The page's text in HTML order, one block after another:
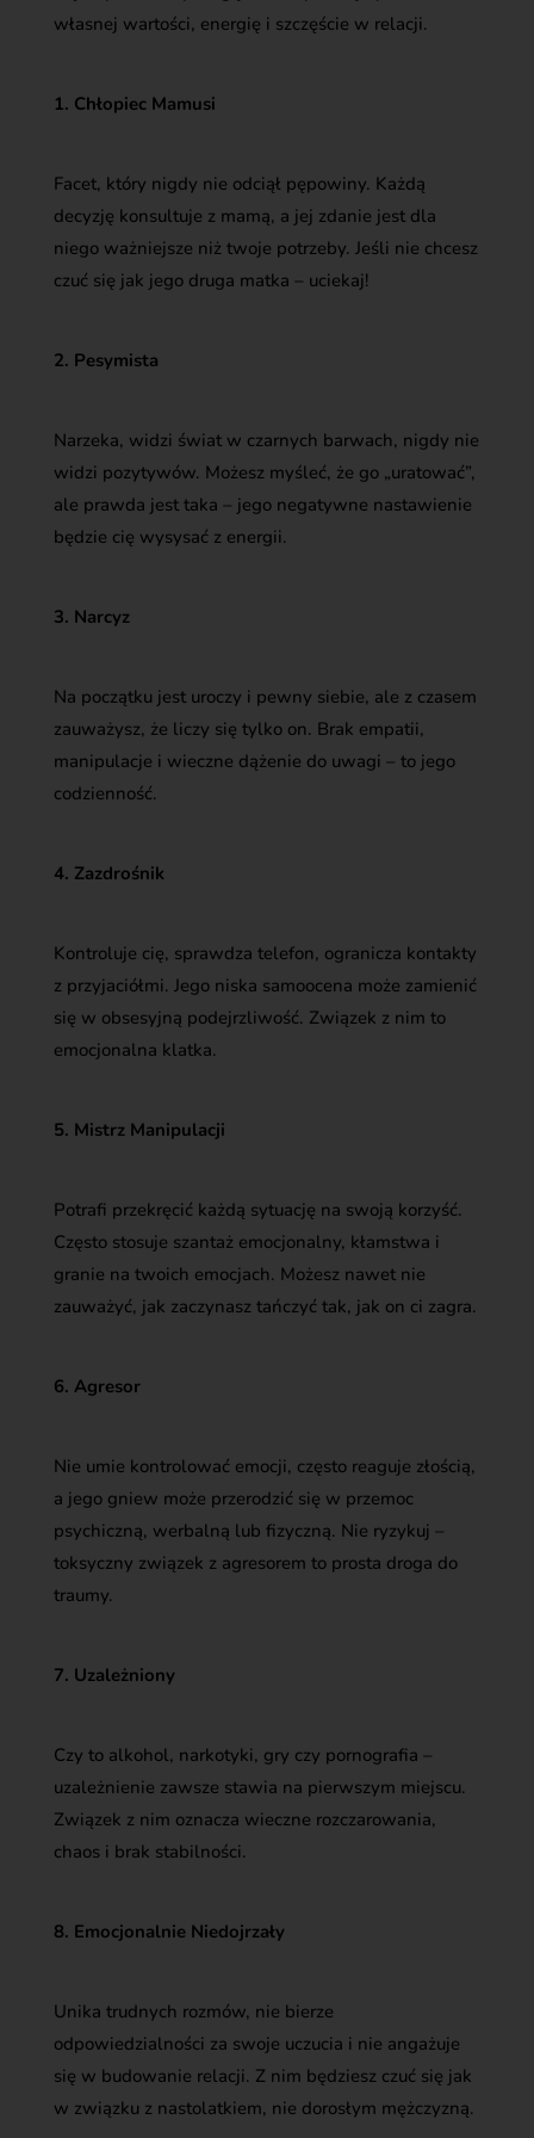
własnej wartości, energię i szczęście w relacji.
1. Chłopiec Mamusi
Facet, który nigdy nie odciął pępowiny. Każdą
decyzję konsultuje z mamą, a jej zdanie jest dla
niego ważniejsze niż twoje potrzeby. Jeśli nie chcesz
czuć się jak jego druga matka – uciekaj!
2. Pesymista
Narzeka, widzi świat w czarnych barwach, nigdy nie
widzi pozytywów. Możesz myśleć, że go „uratować”,
ale prawda jest taka – jego negatywne nastawienie
będzie cię wysysać z energii.
3. Narcyz
Na początku jest uroczy i pewny siebie, ale z czasem
zauważysz, że liczy się tylko on. Brak empatii,
manipulacje i wieczne dążenie do uwagi – to jego
codzienność.
4. Zazdrośnik
Kontroluje cię, sprawdza telefon, ogranicza kontakty
z przyjaciółmi. Jego niska samoocena może zamienić
się w obsesyjną podejrzliwość. Związek z nim to
emocjonalna klatka.
5. Mistrz Manipulacji
Potrafi przekręcić każdą sytuację na swoją korzyść.
Często stosuje szantaż emocjonalny, kłamstwa i
granie na twoich emocjach. Możesz nawet nie
zauważyć, jak zaczynasz tańczyć tak, jak on ci zagra.
6. Agresor
Nie umie kontrolować emocji, często reaguje złością,
a jego gniew może przerodzić się w przemoc
psychiczną, werbalną lub fizyczną. Nie ryzykuj –
toksyczny związek z agresorem to prosta droga do
traumy.
7. Uzależniony
Czy to alkohol, narkotyki, gry czy pornografia –
uzależnienie zawsze stawia na pierwszym miejscu.
Związek z nim oznacza wieczne rozczarowania,
chaos i brak stabilności.
8. Emocjonalnie Niedojrzały
Unika trudnych rozmów, nie bierze
odpowiedzialności za swoje uczucia i nie angażuje
się w budowanie relacji. Z nim będziesz czuć się jak
w związku z nastolatkiem, nie dorosłym mężczyzną.